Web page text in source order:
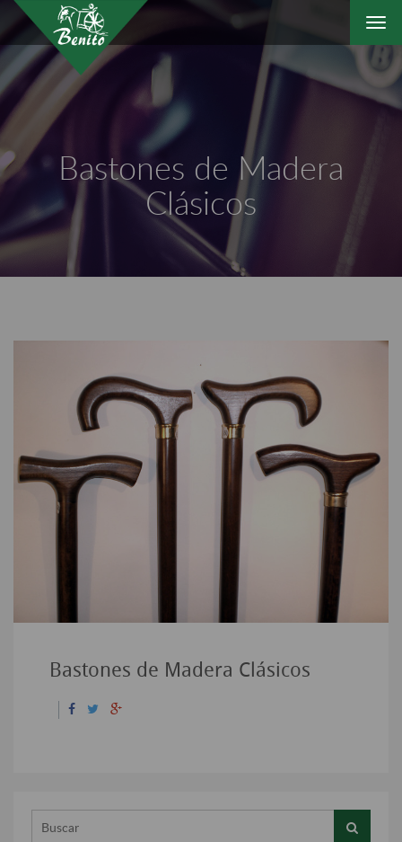
Bastones de Madera
Clásicos
Bastones de Madera Clásicos